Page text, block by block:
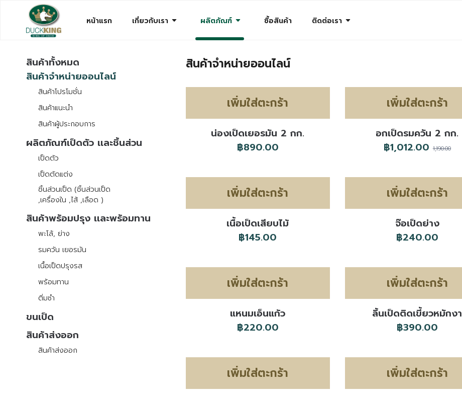
หน้าแรก เกี่ยวกับเรา arrow_drop_down ผลิตภัณฑ์ arrow_drop_down ซื้อสินค้า ติดต่อเรา arrow_drop_down
สินค้าทั้งหมด
สินค้าจำหน่ายออนไลน์
สินค้าโปรโมชั่น
สินค้าแนะนำ
สินค้าผู้ประกอบการ
ผลิตภัณฑ์เป็ดตัว เเละชิ้นส่วน
เป็ดตัว
เป็ดตัดแต่ง
ชิ้นส่วนเป็ด (ชิ้นส่วนเป็ด
,เครื่องใน ,ไส้ ,เลือด )
สินค้าพร้อมปรุง เเละพร้อมทาน
พะโล้, ย่าง
รมควัน เยอรมัน
เนื้อเป็ดปรุงรส
พร้อมทาน
ติ่มซำ
ขนเป็ด
สินค้าส่งออก
สินค้าส่งออก
สินค้าจำหน่ายออนไลน์
เพิ่มใส่ตะกร้า
น่องเป็ดเยอรมัน 2 กก.
฿890.00
เพิ่มใส่ตะกร้า
อกเป็ดรมควัน 2 กก.
฿1,012.001,190.00
เพิ่มใส่ตะกร้า
เนื้อเป็ดเสียบไม้
฿145.00
เพิ่มใส่ตะกร้า
จ๊อเป็ดย่าง
฿240.00
เพิ่มใส่ตะกร้า
แหนมเอ็นแก้ว
฿220.00
เพิ่มใส่ตะกร้า
ลิ้นเป็ดติดเขี้ยวหมักงา
฿390.00
เพิ่มใส่ตะกร้า เพิ่มใส่ตะกร้า